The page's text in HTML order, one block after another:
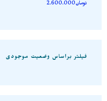
تومان2.600.000
فیلتر براساس وضعیت موجودی